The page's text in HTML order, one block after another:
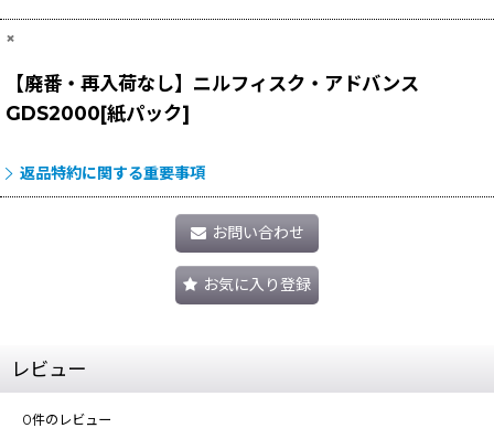
×
【廃番・再入荷なし】ニルフィスク・アドバンス
GDS2000[紙パック]
返品特約に関する重要事項
お問い合わせ
お気に入り登録
レビュー
0件のレビュー